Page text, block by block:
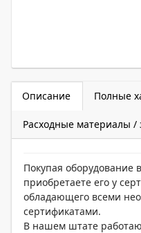
Описание Полные
Расходные материалы /
Покупая
приобретаете его у
обладающего всеми
сертификатами.
В нашем штате